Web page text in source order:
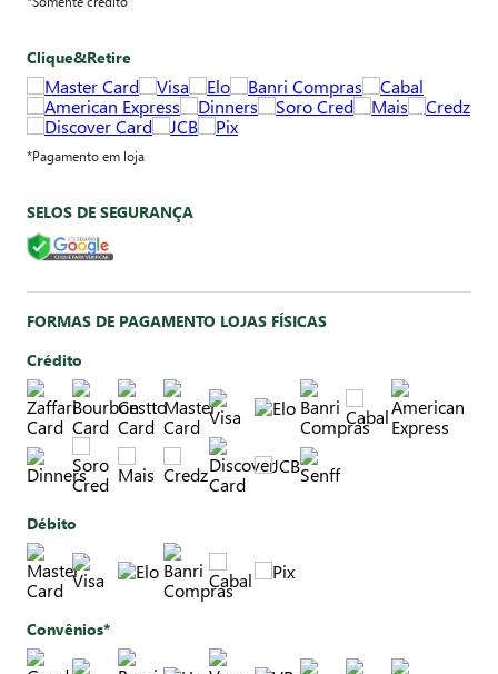
Clique&Retire
*Pagamento em loja
SELOS DE SEGURANÇA
FORMAS DE PAGAMENTO LOJAS FÍSICAS
Crédito
Débito
Convênios*